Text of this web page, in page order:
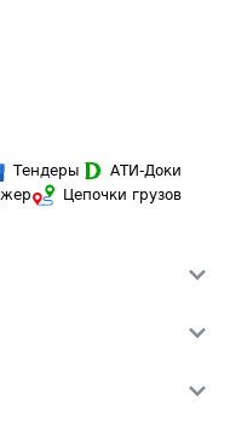
Тендеры
АТИ-Доки
Цепочки грузов